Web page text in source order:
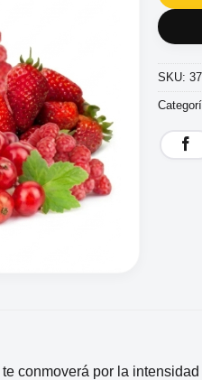
SKU:
te conmoverá por la